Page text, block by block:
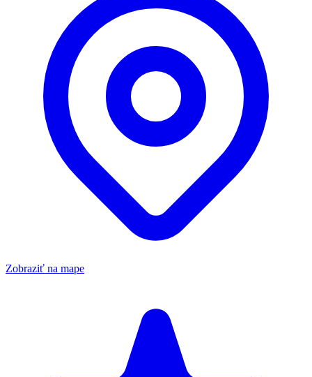
Zobraziť na mape